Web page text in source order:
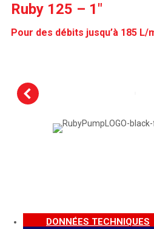
Ruby 125 – 1″
Pour des débits jusqu’à 185 L/
DONNÉES TECHNIQUES